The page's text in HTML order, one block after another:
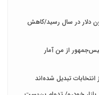
آبزیان ایرانی به 500 میلیون دلار در سال رسید/کاهش
از من آمار
تبدیل شده‌اند